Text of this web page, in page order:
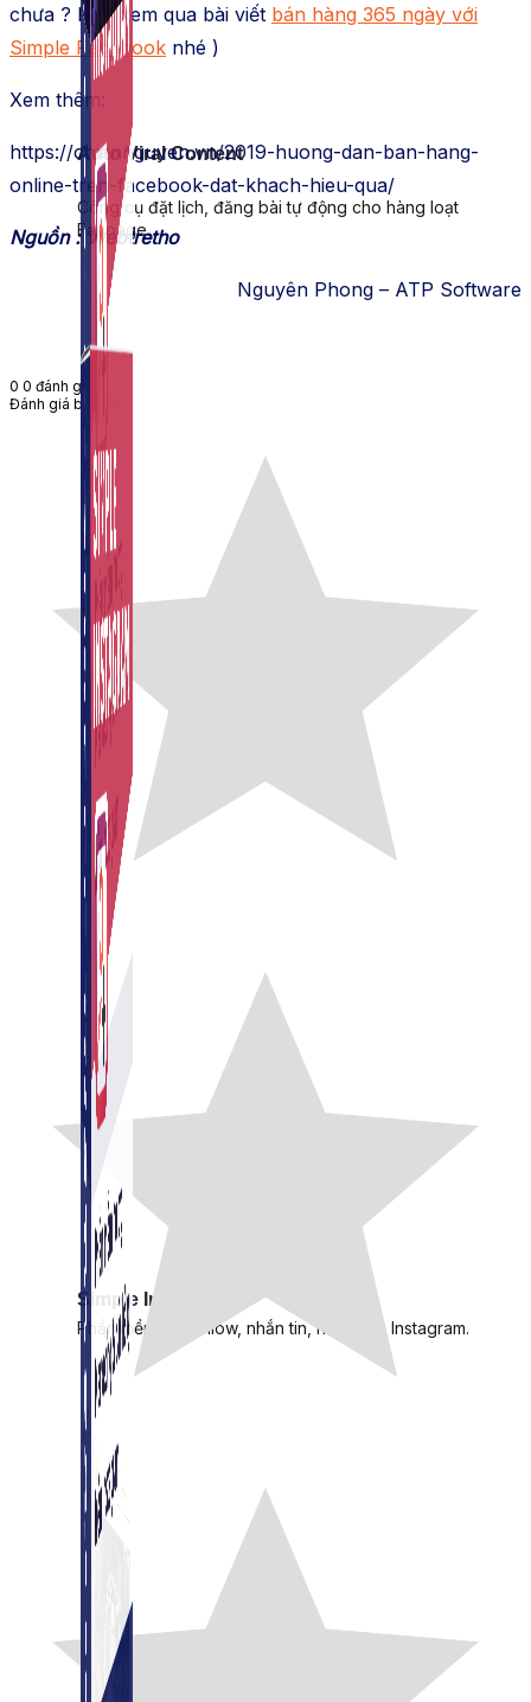
Simple Instagram
Phần mềm gửi follow, nhắn tin, nuôi nick Instagram.
Auto Viral Content
Công cụ đặt lịch, đăng bài tự động cho hàng loạt
Fanpage.
chưa ? Hãy xem qua bài viết bán hàng 365 ngày với
Simple Facebook nhé )
Xem thêm:
https://chiennguyen.vn/2019-huong-dan-ban-hang-
online-tren-facebook-dat-khach-hieu-qua/
Nguồn : Webtretho
Nguyên Phong – ATP Software
0 0 đánh giá
Đánh giá bài viết